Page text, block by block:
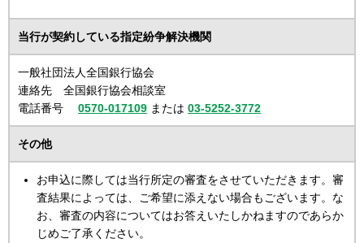
当行が契約している指定紛争解決機関
一般社団法人全国銀行協会
連絡先 全国銀行協会相談室
電話番号 0570-017109 または 03-5252-3772
その他
お申込に際しては当行所定の審査をさせていただきます。審
査結果によっては、ご希望に添えない場合もございます。な
お、審査の内容についてはお答えいたしかねますのであらか
じめご了承ください。